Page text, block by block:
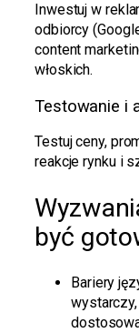
Inwestuj w
odbiorcy
content
włoskich.
Testowanie i
Testuj ceny,
reakcje rynku i
być
Bariery